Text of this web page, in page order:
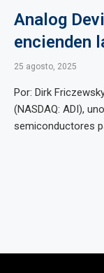
Analog
encienden
25 agosto, 2025
Por: Dirk
(NASDAQ: ADI),
semiconductores